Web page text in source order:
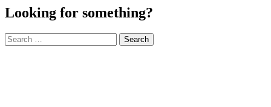
Looking for something?
Search